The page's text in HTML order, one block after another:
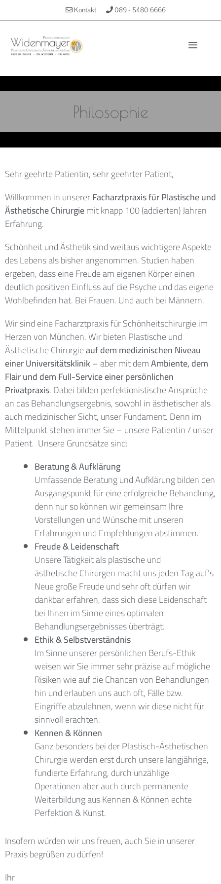
Kontakt 089 - 5480 6666
Philosophie
Sehr geehrte Patientin, sehr geehrter Patient,
Willkommen in unsererFacharztpraxis für Plastische und
Ästhetische Chirurgiemit knapp 100 (addierten) Jahren
Erfahrung.
Schönheit und Ästhetik sind weitaus wichtigere Aspekte
des Lebens als bisher angenommen. Studien haben
ergeben, dass eine Freude am eigenen Körper einen
deutlich positiven Einfluss auf die Psyche und das eigene
Wohlbefinden hat. Bei Frauen. Und auch bei Männern.
Wir sind eine Facharztpraxis für Schönheitschirurgie im
Herzen von München. Wir bieten Plastische und
Ästhetische Chirurgieauf dem medizinischen Niveau
einer Universitätsklinik– aber mit demAmbiente, dem
Flair und dem Full-Service einer persönlichen
Privatpraxis. Dabei bilden perfektionistische Ansprüche
an das Behandlungsergebnis, sowohl in ästhetischer als
auch medizinischer Sicht, unser Fundament. Denn im
Mittelpunkt stehen immer Sie – unsere Patientin / unser
Patient. Unsere Grundsätze sind:
Beratung&Aufklärung
Umfassende Beratung und Aufklärung bilden den
Ausgangspunkt für eine erfolgreiche Behandlung,
denn nur so können wir gemeinsam Ihre
Vorstellungen und Wünsche mit unseren
Erfahrungen und Empfehlungen abstimmen.
Freude&Leidenschaft
Unsere Tätigkeit als plastische und
ästhetische Chirurgen macht uns jeden Tag auf’s
Neue große Freude und sehr oft dürfen wir
dankbar erfahren, dass sich diese Leidenschaft
bei Ihnen im Sinne eines optimalen
Behandlungsergebnisses überträgt.
Ethik&Selbstverständnis
Im Sinne unserer persönlichen Berufs-Ethik
weisen wir Sie immer sehr präzise auf mögliche
Risiken wie auf die Chancen von Behandlungen
hin und erlauben uns auch oft, Fälle bzw.
Eingriffe abzulehnen, wenn wir diese nicht für
sinnvoll erachten.
Kennen&Können
Ganz besonders bei der Plastisch-Ästhetischen
Chirurgie werden erst durch unsere langjährige,
fundierte Erfahrung, durch unzählige
Operationen aber auch durch permanente
Weiterbildung aus Kennen&Können echte
Perfektion&Kunst.
Insofern würden wir uns freuen, auch Sie in unserer
Praxis begrüßen zu dürfen!
Ihr